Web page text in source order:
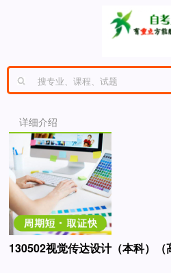
详细介绍
130502视觉传达设计（本科）（